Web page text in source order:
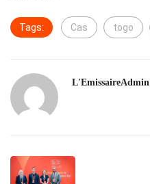
Tags: Cas togo
L'EmissaireAdmin